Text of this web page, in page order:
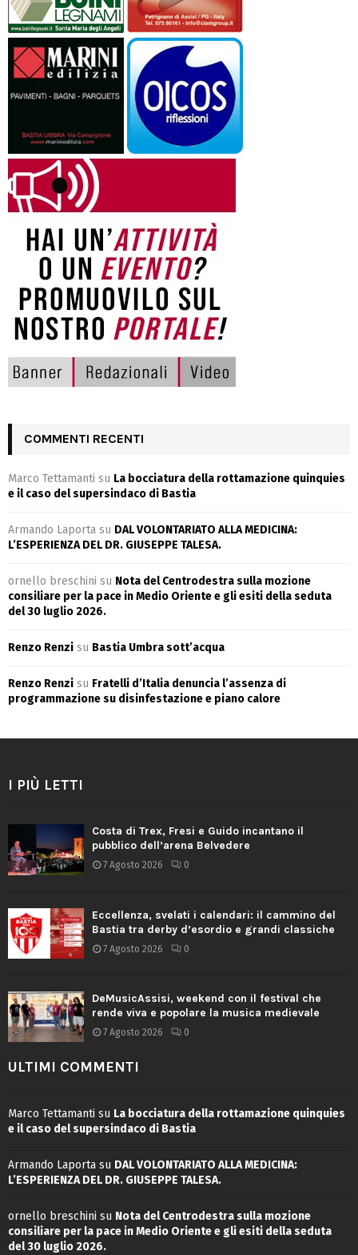
COMMENTI RECENTI
Marco Tettamanti su La bocciatura della rottamazione quinquies
e il caso del supersindaco di Bastia
Armando Laporta su DAL VOLONTARIATO ALLA MEDICINA:
L’ESPERIENZA DEL DR. GIUSEPPE TALESA.
ornello breschini su Nota del Centrodestra sulla mozione
consiliare per la pace in Medio Oriente e gli esiti della seduta
del 30 luglio 2026.
Renzo Renzi su Bastia Umbra sott’acqua
Renzo Renzi su Fratelli d’Italia denuncia l’assenza di
programmazione su disinfestazione e piano calore
I PIÙ LETTI
Costa di Trex, Fresi e Guido incantano il
pubblico dell’arena Belvedere
7 Agosto 2026 0
Eccellenza, svelati i calendari: il cammino del
Bastia tra derby d’esordio e grandi classiche
7 Agosto 2026 0
DeMusicAssisi, weekend con il festival che
rende viva e popolare la musica medievale
7 Agosto 2026 0
ULTIMI COMMENTI
Marco Tettamanti su La bocciatura della rottamazione quinquies
e il caso del supersindaco di Bastia
Armando Laporta su DAL VOLONTARIATO ALLA MEDICINA:
L’ESPERIENZA DEL DR. GIUSEPPE TALESA.
ornello breschini su Nota del Centrodestra sulla mozione
consiliare per la pace in Medio Oriente e gli esiti della seduta
del 30 luglio 2026.